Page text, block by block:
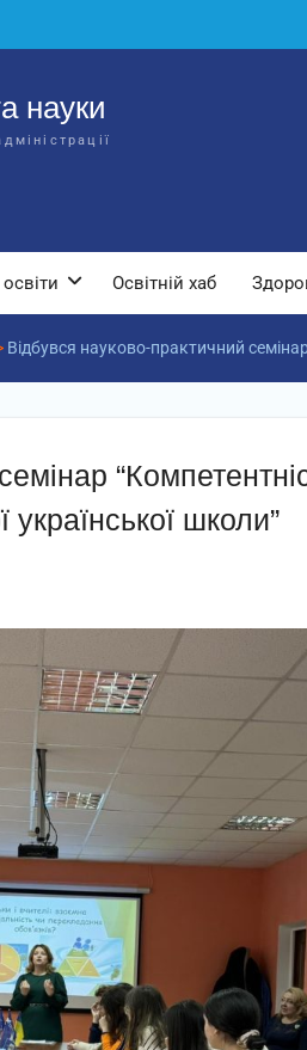
науки
Освітній хаб
Відбувся науково-практичний
української школи”